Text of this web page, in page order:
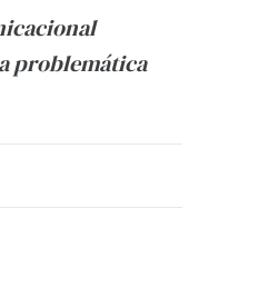
problemática